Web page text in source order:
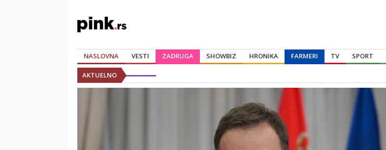
NASLOVNA VESTI ZADRUGA SHOWBIZ HRONIKA FARMERI TV SPORT
AKTUELNO